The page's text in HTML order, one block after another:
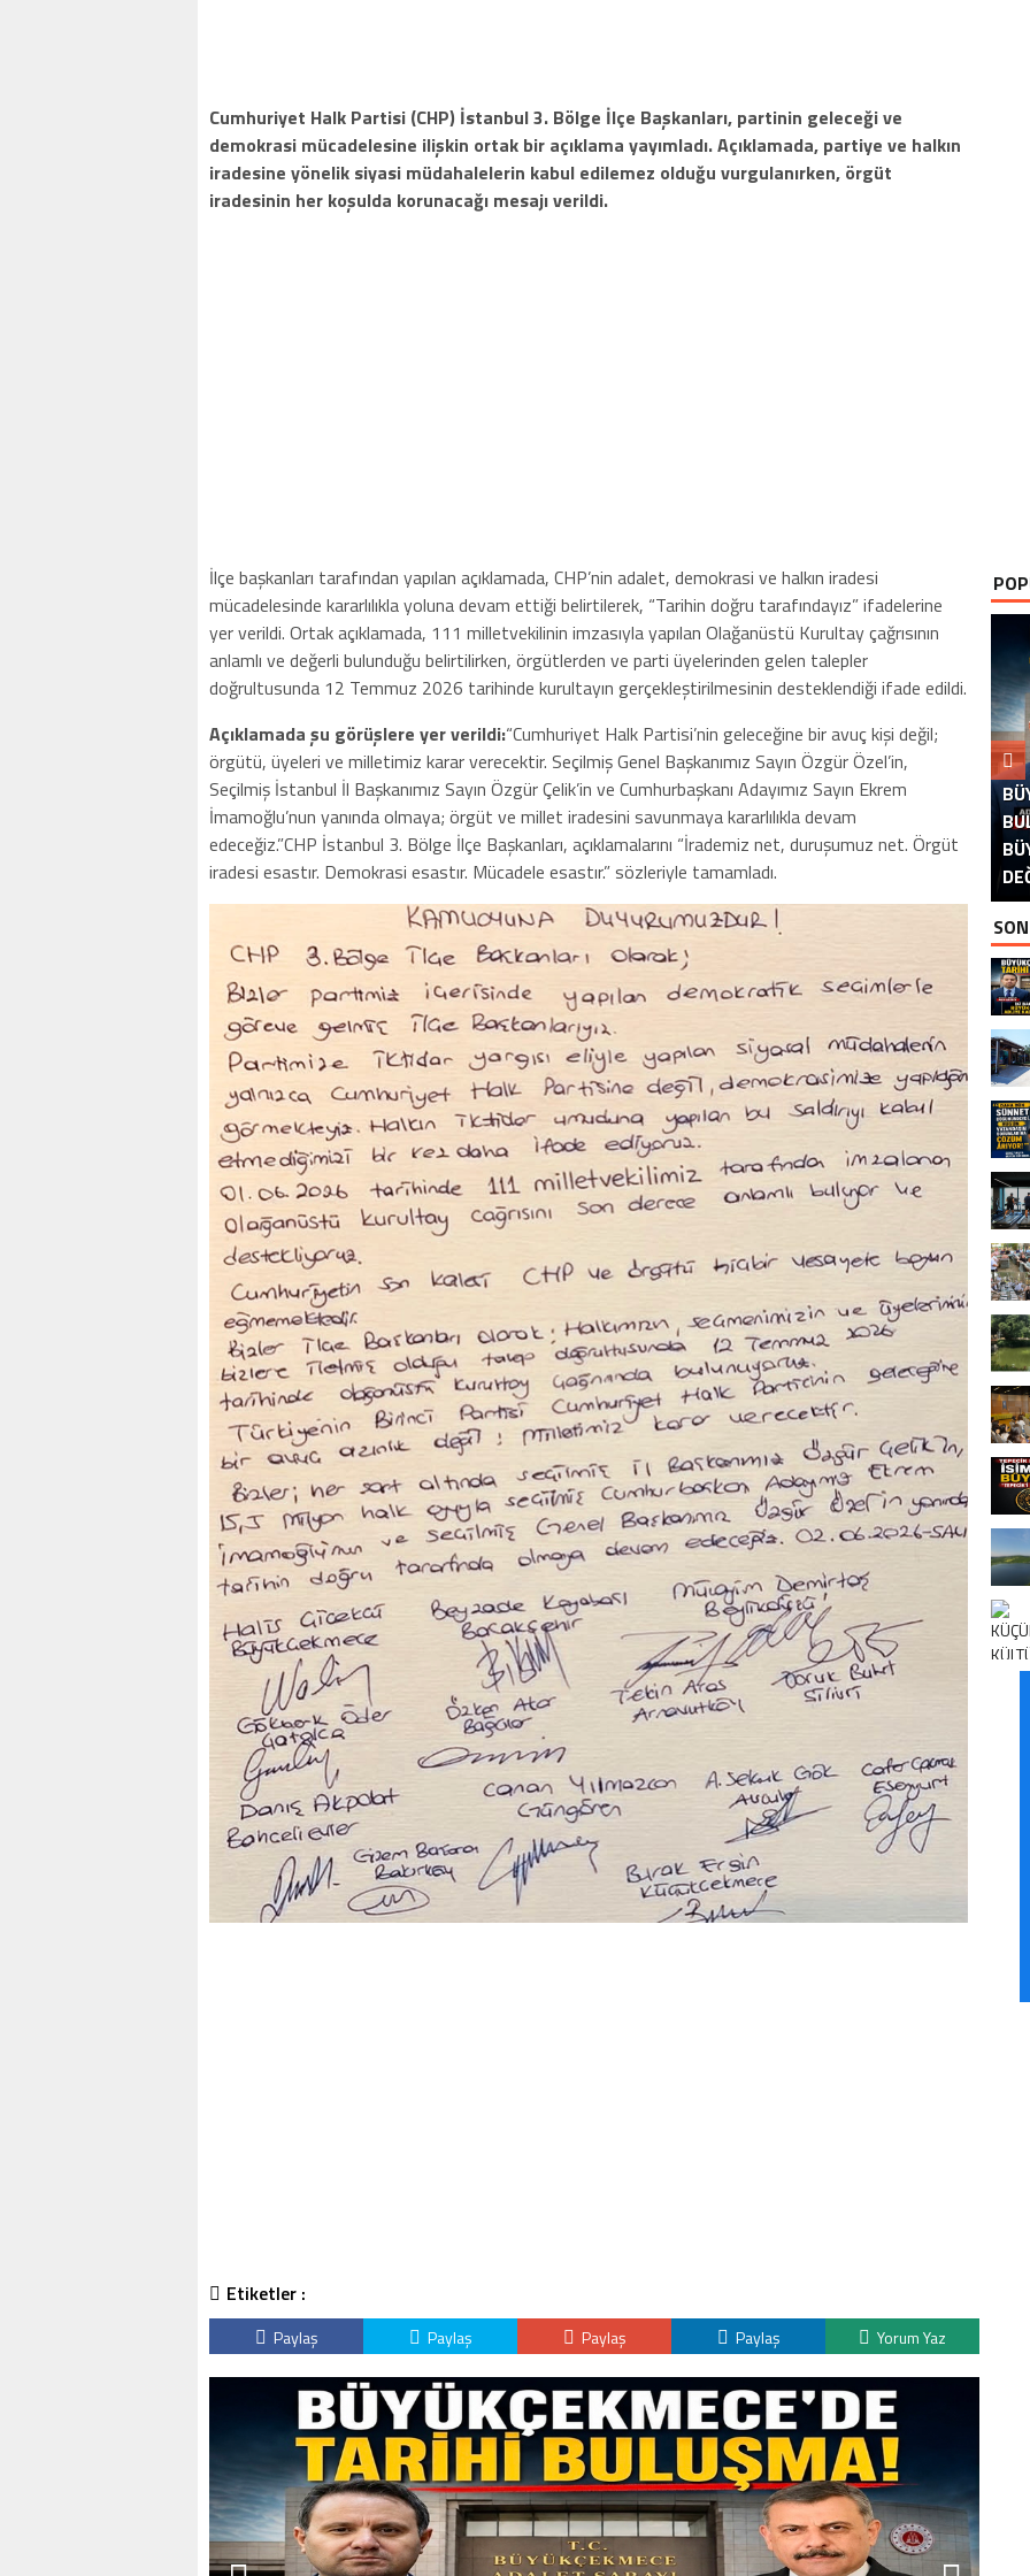
Cumhuriyet Halk Partisi (CHP) İstanbul 3. Bölge İlçe Başkanları, partinin geleceği ve
demokrasi mücadelesine ilişkin ortak bir açıklama yayımladı. Açıklamada, partiye ve halkın
iradesine yönelik siyasi müdahalelerin kabul edilemez olduğu vurgulanırken, örgüt
iradesinin her koşulda korunacağı mesajı verildi.
İlçe başkanları tarafından yapılan açıklamada, CHP’nin adalet, demokrasi ve halkın iradesi
mücadelesinde kararlılıkla yoluna devam ettiği belirtilerek, “Tarihin doğru tarafındayız” ifadelerine
yer verildi. Ortak açıklamada, 111 milletvekilinin imzasıyla yapılan Olağanüstü Kurultay çağrısının
anlamlı ve değerli bulunduğu belirtilirken, örgütlerden ve parti üyelerinden gelen talepler
doğrultusunda 12 Temmuz 2026 tarihinde kurultayın gerçekleştirilmesinin desteklendiği ifade edildi.
Açıklamada şu görüşlere yer verildi:“Cumhuriyet Halk Partisi’nin geleceğine bir avuç kişi değil;
örgütü, üyeleri ve milletimiz karar verecektir. Seçilmiş Genel Başkanımız Sayın Özgür Özel’in,
Seçilmiş İstanbul İl Başkanımız Sayın Özgür Çelik’in ve Cumhurbaşkanı Adayımız Sayın Ekrem
İmamoğlu’nun yanında olmaya; örgüt ve millet iradesini savunmaya kararlılıkla devam
edeceğiz.”CHP İstanbul 3. Bölge İlçe Başkanları, açıklamalarını “İrademiz net, duruşumuz net. Örgüt
iradesi esastır. Demokrasi esastır. Mücadele esastır.” sözleriyle tamamladı.
Etiketler :
Paylaş Paylaş Paylaş Paylaş Yorum Yaz